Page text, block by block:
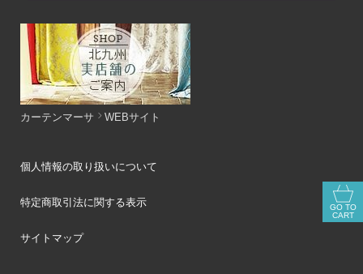
カーテンマーサ WEBサイト
個人情報の取り扱いについて
特定商取引法に関する表示
サイトマップ
GO TO
CART